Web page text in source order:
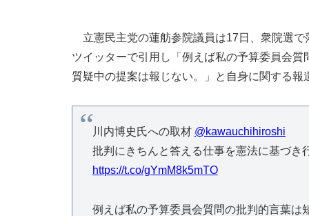
立憲民主党の蓮舫参院議員は17日、衆院選で
ツイッターで引用し「例えば私の予算委員会
質疑中の提案は報じない。」と自身に関する報
川内博史氏への取材 @kawauchihiroshi
批判にきちんと答える仕事を憲法に基づき
https://t.co/gYmM8k5mTO
例えば私の予算委員会質問の批判的言葉は